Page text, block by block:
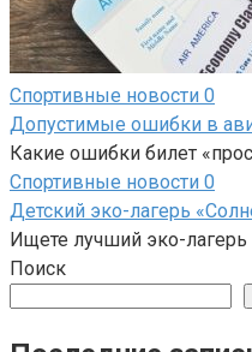
Спортивные новости 0
Допустимые ошибки в
Какие ошибки билет
Спортивные новости 0
Детский эко-лагерь
Ищете лучший эко-лагерь
Поиск